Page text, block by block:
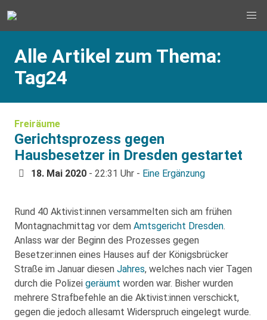
Alle Artikel zum Thema:
Tag24
Freiräume
Gerichtsprozess gegen
Hausbesetzer in Dresden gestartet
18. Mai 2020 - 22:31 Uhr - Eine Ergänzung
Rund 40 Aktivist:innen versammelten sich am frühen
Montagnachmittag vor dem Amtsgericht Dresden.
Anlass war der Beginn des Prozesses gegen
Besetzer:innen eines Hauses auf der Königsbrücker
Straße im Januar diesen Jahres, welches nach vier Tagen
durch die Polizei geräumt worden war. Bisher wurden
mehrere Strafbefehle an die Aktivist:innen verschickt,
gegen die jedoch allesamt Widerspruch eingelegt wurde.